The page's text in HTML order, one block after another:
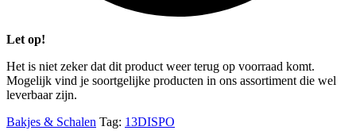
Let op!
Het is niet zeker dat dit product weer terug op voorraad komt.
Mogelijk vind je soortgelijke producten in ons assortiment die wel
leverbaar zijn.
Bakjes & Schalen Tag: 13DISPO